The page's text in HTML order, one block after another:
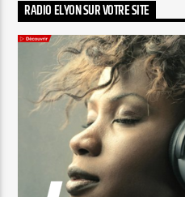
RADIO ELYON SUR VOTRE SITE